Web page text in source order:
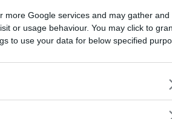
more Google services and may gather and
or usage behaviour. You may click to
to use your data for below specified
18:16
Vill du bli
medlem?